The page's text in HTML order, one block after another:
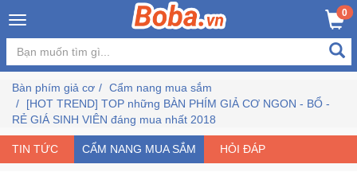
×
Đăng
nhập
Đăng
0
Bàn phím giả cơ
Cẩm nang mua sắm
[HOT TREND] TOP những BÀN PHÍM GIẢ CƠ NGON - BỔ -
RẺ GIÁ SINH VIÊN đáng mua nhất 2018
TIN TỨC CẨM NANG MUA SẮM HỎI ĐÁP